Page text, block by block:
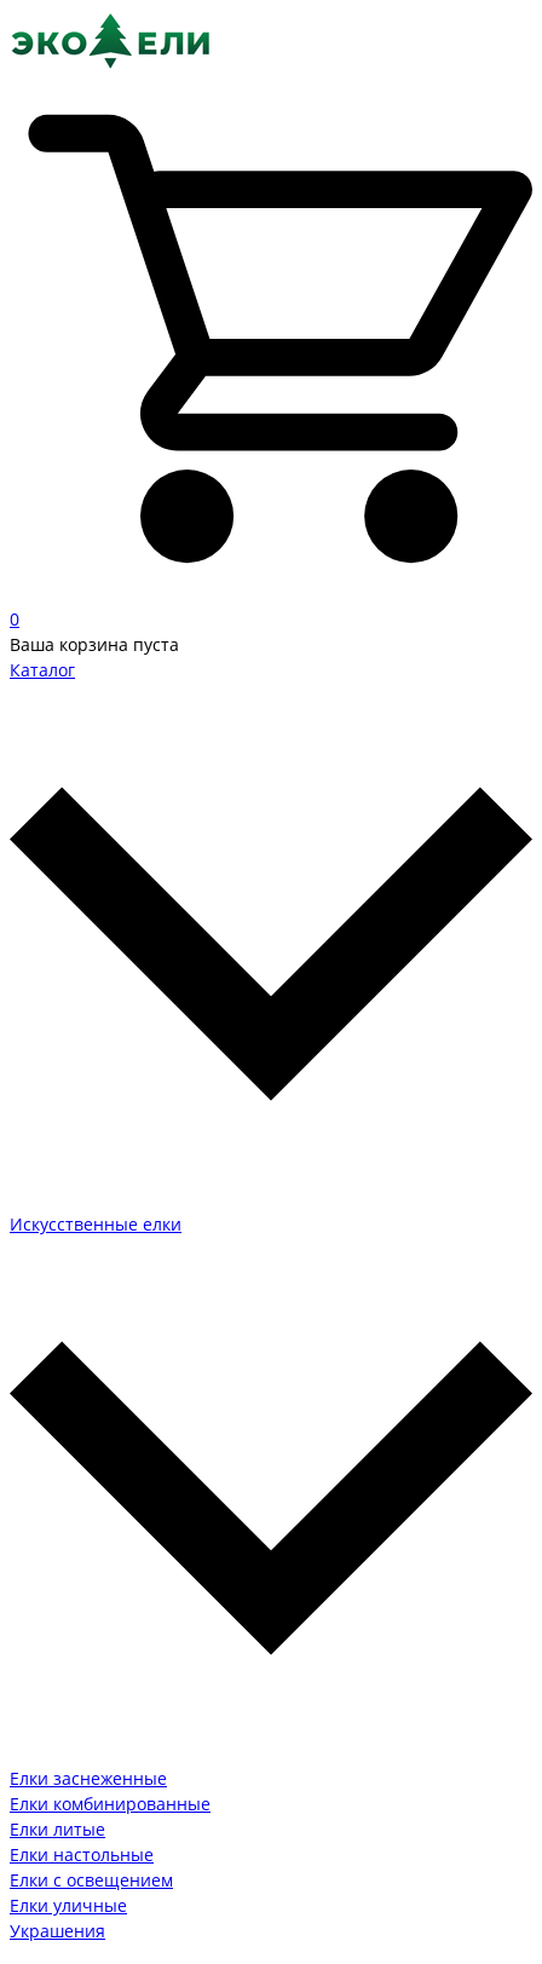
0
Ваша корзина пуста
Каталог
Искусственные елки
Елки заснеженные
Елки комбинированные
Елки литые
Елки настольные
Елки с освещением
Елки уличные
Украшения